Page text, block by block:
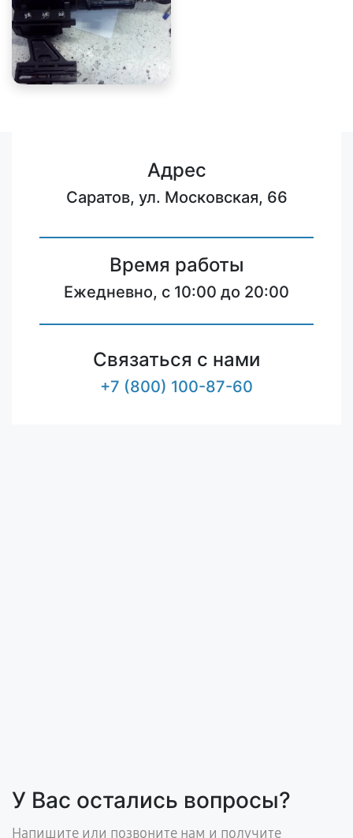
Адрес
Саратов, ул. Московская, 66
Время работы
Ежедневно, с 10:00 до 20:00
Связаться с нами
+7 (800) 100-87-60
У Вас остались вопросы?
Напишите или позвоните нам и получите